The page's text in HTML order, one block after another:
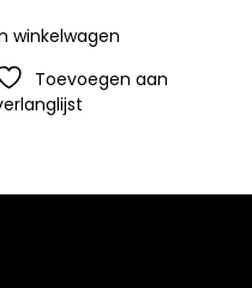
winkelwagen
Toevoegen aan